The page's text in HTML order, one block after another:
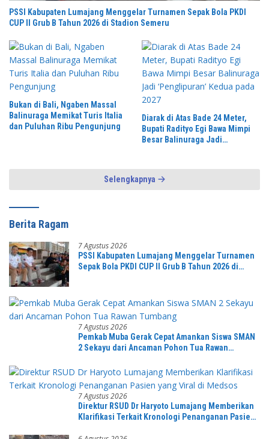
PSSI Kabupaten Lumajang Menggelar Turnamen Sepak Bola PKDI
CUP II Grub B Tahun 2026 di Stadion Semeru
Bukan di Bali, Ngaben Massal
Balinuraga Memikat Turis Italia
dan Puluhan Ribu Pengunjung
Diarak di Atas Bade 24 Meter,
Bupati Radityo Egi Bawa Mimpi
Besar Balinuraga Jadi
Selengkapnya
Berita Ragam
7 Agustus 2026
PSSI Kabupaten Lumajang Menggelar Turnamen
Sepak Bola PKDI CUP II Grub B Tahun 2026 di
7 Agustus 2026
Pemkab Muba Gerak Cepat Amankan Siswa SMAN
2 Sekayu dari Ancaman Pohon Tua Rawan
7 Agustus 2026
Direktur RSUD Dr Haryoto Lumajang Memberikan
Klarifikasi Terkait Kronologi Penanganan Pasien